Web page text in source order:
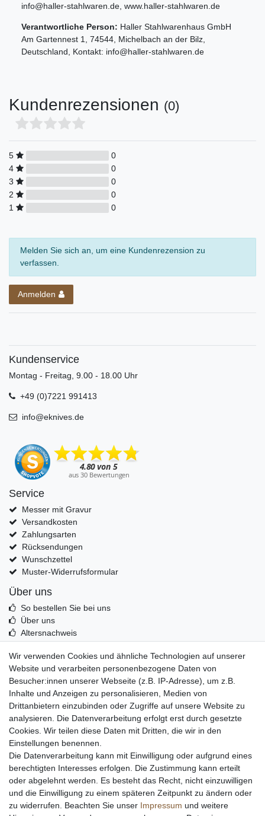
info@haller-stahlwaren.de www.haller-stahlwaren.de
Verantwortliche Person: Haller Stahlwarenhaus GmbH
Am Gartennest 1 74544 Michelbach an der Bilz
Deutschland , Kontakt: info@haller-stahlwaren.de
Kundenrezensionen (0)
5
0
4
0
3
0
2
0
1
0
Melden Sie sich an, um eine Kundenrezension zu
verfassen.
Anmelden
Kundenservice
Montag - Freitag, 9.00 - 18.00 Uhr
+49 (0)7221 991413
info@eknives.de
Service
Messer mit Gravur
Versandkosten
Zahlungsarten
Rücksendungen
Wunschzettel
Muster-Widerrufsformular
Über uns
So bestellen Sie bei uns
Über uns
Altersnachweis
Echtheit von Kundenbewertungen
Messer Info Forum
Messer schärfen
Messerhersteller
Stahltabelle
Stahlarten
Rockwell Härte
Messerarten
Klingenformen
Holzarten
Wir verwenden Cookies und ähnliche Technologien auf unserer
Website und verarbeiten personenbezogene Daten von
Besucher:innen unserer Webseite (z.B. IP-Adresse), um z.B.
Inhalte und Anzeigen zu personalisieren, Medien von
Drittanbietern einzubinden oder Zugriffe auf unsere Website zu
analysieren. Die Datenverarbeitung erfolgt erst durch gesetzte
Cookies. Wir teilen diese Daten mit Dritten, die wir in den
Einstellungen benennen.
Die Datenverarbeitung kann mit Einwilligung oder aufgrund eines
berechtigten Interesses erfolgen. Die Zustimmung kann erteilt
oder abgelehnt werden. Es besteht das Recht, nicht einzuwilligen
und die Einwilligung zu einem späteren Zeitpunkt zu ändern oder
zu widerrufen. Beachten Sie unser Impressum und weitere